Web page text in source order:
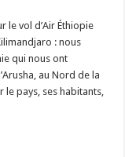
le vol d’Air Éthiopie
: nous
qui nous ont
au Nord de la
le pays, ses habitants,